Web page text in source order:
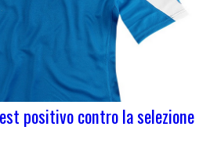
positivo contro la selezione